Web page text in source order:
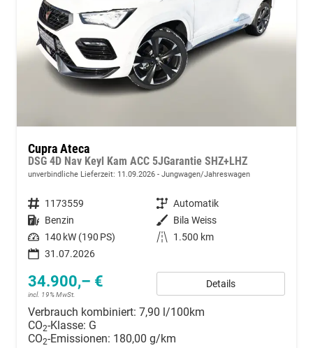
Cupra Ateca
DSG 4D Nav Keyl Kam ACC 5JGarantie SHZ+LHZ
unverbindliche Lieferzeit: 11.09.2026 Jungwagen/Jahreswagen
Fahrzeugnummer 1173559 Getriebe Automatik
Kraftstoff Benzin Außenfarbe Bila Weiss
Leistung 140 kW (190 PS) Kilometerstand
1.500 km
31.07.2026
34.900,– €
incl. 19% MwSt.
Details
Verbrauch kombiniert: 7,90 l/100km
CO2-Klasse: G
CO2-Emissionen: 180,00 g/km